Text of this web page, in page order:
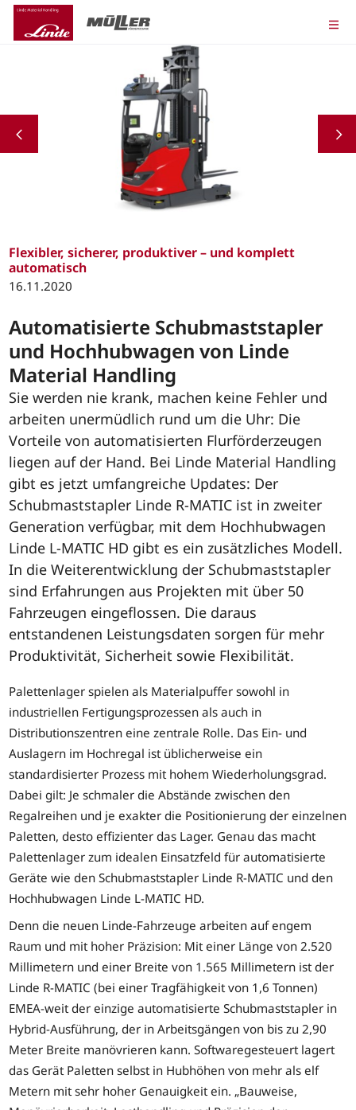
Flexibler, sicherer, produktiver – und komplett
automatisch
16.11.2020
Automatisierte Schubmaststapler
und Hochhubwagen von Linde
Material Handling
Sie werden nie krank, machen keine Fehler und
arbeiten unermüdlich rund um die Uhr: Die
Vorteile von automatisierten Flurförderzeugen
liegen auf der Hand. Bei Linde Material Handling
gibt es jetzt umfangreiche Updates: Der
Schubmaststapler Linde R-MATIC ist in zweiter
Generation verfügbar, mit dem Hochhubwagen
Linde L-MATIC HD gibt es ein zusätzliches Modell.
In die Weiterentwicklung der Schubmaststapler
sind Erfahrungen aus Projekten mit über 50
Fahrzeugen eingeflossen. Die daraus
entstandenen Leistungsdaten sorgen für mehr
Produktivität, Sicherheit sowie Flexibilität.
Palettenlager spielen als Materialpuffer sowohl in
industriellen Fertigungsprozessen als auch in
Distributionszentren eine zentrale Rolle. Das Ein- und
Auslagern im Hochregal ist üblicherweise ein
standardisierter Prozess mit hohem Wiederholungsgrad.
Dabei gilt: Je schmaler die Abstände zwischen den
Regalreihen und je exakter die Positionierung der einzelnen
Paletten, desto effizienter das Lager. Genau das macht
Palettenlager zum idealen Einsatzfeld für automatisierte
Geräte wie den Schubmaststapler Linde R-MATIC und den
Hochhubwagen Linde L-MATIC HD.
Denn die neuen Linde-Fahrzeuge arbeiten auf engem
Raum und mit hoher Präzision: Mit einer Länge von 2.520
Millimetern und einer Breite von 1.565 Millimetern ist der
Linde R-MATIC (bei einer Tragfähigkeit von 1,6 Tonnen)
EMEA-weit der einzige automatisierte Schubmaststapler in
Hybrid-Ausführung, der in Arbeitsgängen von bis zu 2,90
Meter Breite manövrieren kann. Softwaregesteuert lagert
das Gerät Paletten selbst in Hubhöhen von mehr als elf
Metern mit sehr hoher Genauigkeit ein. „Bauweise,